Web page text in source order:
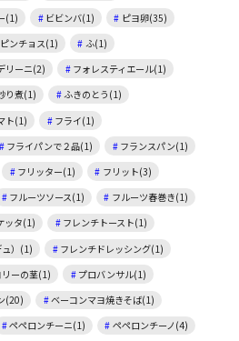
(1) ビビンバ(1)
ピヨ卵(35)
ピンチョス(1)
ふ(1)
リーニ(2)
フォレスティエール(1)
り煮(1)
ふきのとう(1)
ト(1)
フライ(1)
フライパンで２品(1)
フランスパン(1)
フリッター(1)
フリット(3)
フルーツソース(1)
フルーツ春巻き(1)
ッタ(1)
フレンチトースト(1)
）(1)
フレンチドレッシング(1)
ーの茎(1)
プロバンサル(1)
(20)
ベーコンマヨ焼きそば(1)
ペペロンチーニ(1) ペペロンチーノ(4)